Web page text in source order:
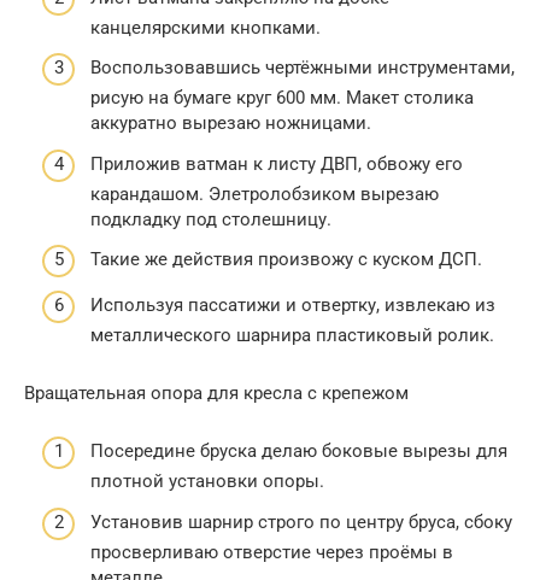
канцелярскими кнопками.
Воспользовавшись чертёжными инструментами,
рисую на бумаге круг 600 мм. Макет столика
аккуратно вырезаю ножницами.
Приложив ватман к листу ДВП, обвожу его
карандашом. Элетролобзиком вырезаю
подкладку под столешницу.
Такие же действия произвожу с куском ДСП.
Используя пассатижи и отвертку, извлекаю из
металлического шарнира пластиковый ролик.
Вращательная опора для кресла с крепежом
Посередине бруска делаю боковые вырезы для
плотной установки опоры.
Установив шарнир строго по центру бруса, сбоку
просверливаю отверстие через проёмы в